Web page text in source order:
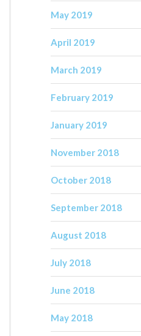
May 2019
April 2019
March 2019
February 2019
January 2019
November 2018
October 2018
September 2018
August 2018
July 2018
June 2018
May 2018